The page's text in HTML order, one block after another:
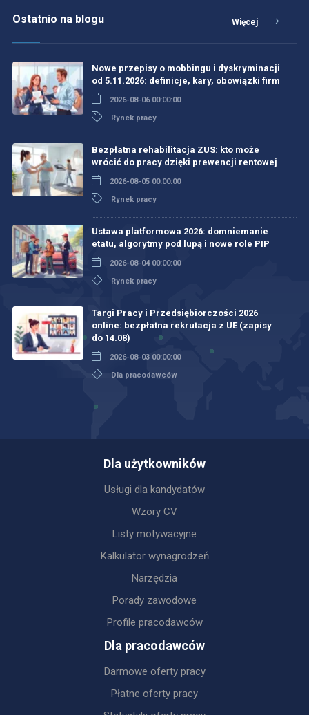
Ostatnio na blogu Więcej
Nowe przepisy o mobbingu i dyskryminacji
od 5.11.2026: definicje, kary, obowiązki firm
2026-08-06 00:00:00
Rynek pracy
Bezpłatna rehabilitacja ZUS: kto może
wrócić do pracy dzięki prewencji rentowej
2026-08-05 00:00:00
Rynek pracy
Ustawa platformowa 2026: domniemanie
etatu, algorytmy pod lupą i nowe role PIP
2026-08-04 00:00:00
Rynek pracy
Targi Pracy i Przedsiębiorczości 2026
online: bezpłatna rekrutacja z UE (zapisy
do 14.08)
2026-08-03 00:00:00
Dla pracodawców
Dla użytkowników
Usługi dla kandydatów
Wzory CV
Listy motywacyjne
Kalkulator wynagrodzeń
Narzędzia
Porady zawodowe
Profile pracodawców
Dla pracodawców
Darmowe oferty pracy
Płatne oferty pracy